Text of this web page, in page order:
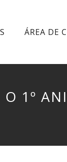
ÁREA DE
1º